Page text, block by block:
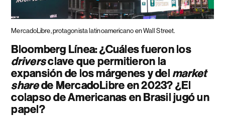
MercadoLibre, protagonista latinoamericano en Wall Street.
Bloomberg Línea: ¿Cuáles fueron los
driversclave que permitieron la
expansión de los márgenes y del market
sharede MercadoLibre en 2023? ¿El
colapso de Americanas en Brasil jugó un
papel?